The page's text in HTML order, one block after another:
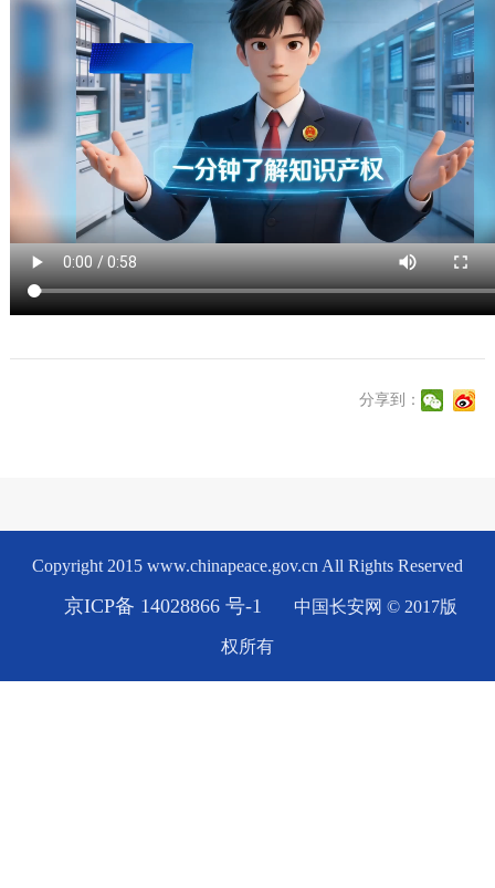
分享到：
Copyright 2015 www.chinapeace.gov.cn All Rights Reserved
京ICP备 14028866 号-1 中国长安网 © 2017版
权所有